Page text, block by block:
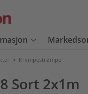
> Krympestrømpe
Sort 2x1m